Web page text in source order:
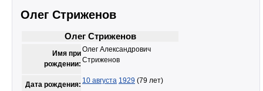
Олег Стриженов
Олег Стриженов
Имя при
рождении:
Олег Александрович
Стриженов
Дата рождения: 10 августа 1929 (79 лет)